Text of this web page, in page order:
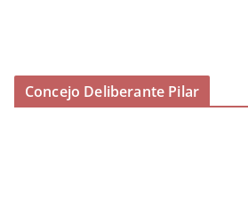
Concejo Deliberante Pilar